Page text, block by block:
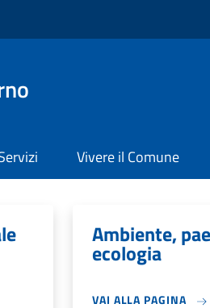
Vivere il Comune
Ambiente,
ecologia
VAI ALLA PAGINA